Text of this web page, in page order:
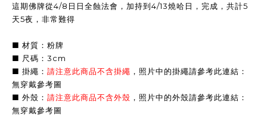
這期佛牌從4/8日日全蝕法會，加持到4/13燒哈日，完成，共計5
天5夜，非常難得
■ 材質：粉牌
■ 尺碼：3cm
■ 掛繩： 請注意此商品不含掛繩 ，照片中的掛繩請參考此連結：
無穿戴參考圖
■ 外殼： 請注意此商品不含外殼 ，照片中的外殼請參考此連結：
無穿戴參考圖